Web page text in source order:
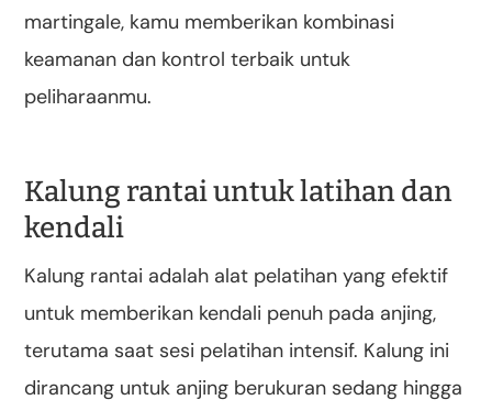
martingale, kamu memberikan kombinasi
keamanan dan kontrol terbaik untuk
peliharaanmu.
Kalung rantai untuk latihan dan
kendali
Kalung rantai adalah alat pelatihan yang efektif
untuk memberikan kendali penuh pada anjing,
terutama saat sesi pelatihan intensif. Kalung ini
dirancang untuk anjing berukuran sedang hingga